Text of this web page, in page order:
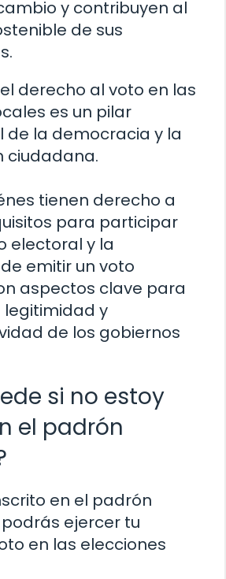
y contribuyen al
de sus
derecho al voto en las
es un pilar
la democracia y la
ciudadana.
tienen derecho a
para participar
electoral y la
emitir un voto
aspectos clave para
y
de los gobiernos
si no estoy
el padrón
en el padrón
ejercer tu
en las elecciones